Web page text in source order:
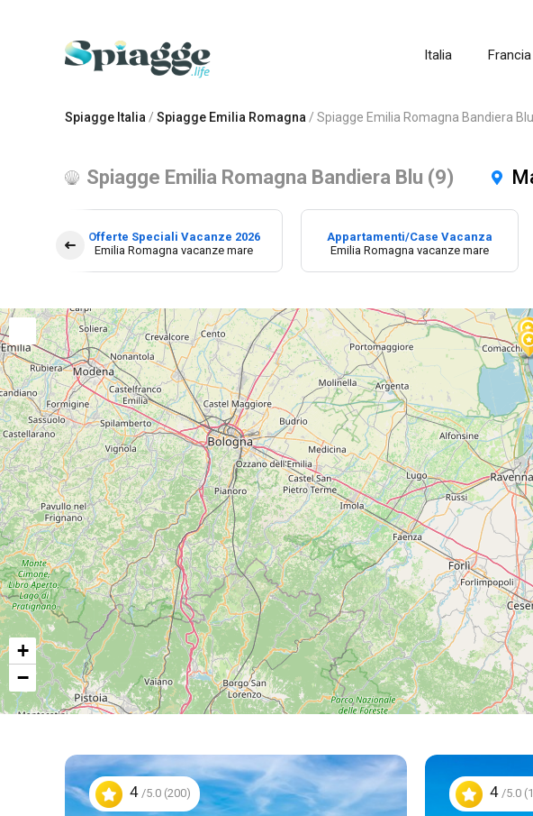
Italia Francia
Spiagge Italia / Spiagge Emilia Romagna / Spiagge Emilia Romagna Bandiera Blu
Spiagge Emilia Romagna Bandiera Blu (9)
Offerte Speciali Vacanze 2026
Emilia Romagna vacanze mare
Appartamenti/Case Vacanza
Emilia Romagna vacanze mare
+
−
4 /5.0 (200) 4 /5.0